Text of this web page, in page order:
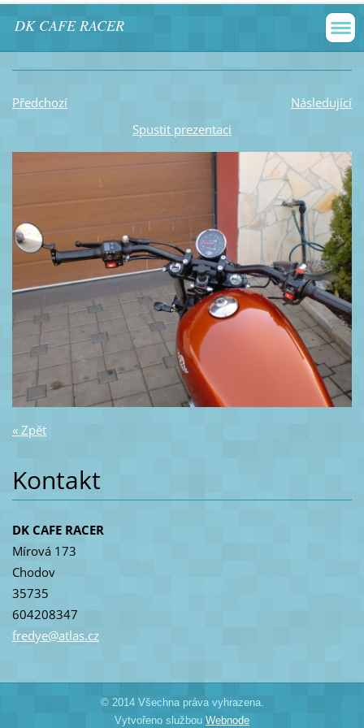
DK CAFE RACER
Předchozí
Následující
Spustit prezentaci
« Zpět
Kontakt
DK CAFE RACER
Mírová 173
Chodov
35735
604208347
fredye@atlas.cz
© 2014 Všechna práva vyhrazena.
Vytvořeno službou Webnode